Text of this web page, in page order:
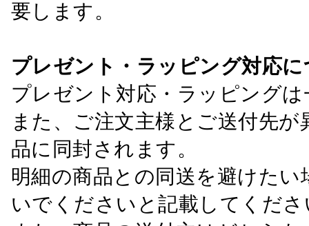
要します。
プレゼント・ラッピング対応
プレゼント対応・ラッピング
また、ご注文主様とご送付先
品に同封されます。
明細の商品との同送を避けた
いでくださいと記載してくださ